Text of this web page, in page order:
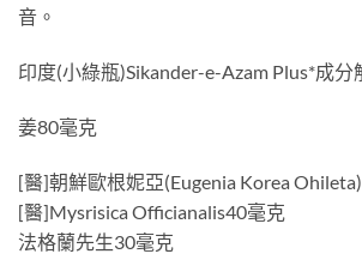
音。
印度(小綠瓶)Sikander-e-Azam Plus*成分
姜80毫克
[醫]朝鮮歐根妮亞(Eugenia Korea
[醫]Mysrisica Officianalis40毫克
法格蘭先生30毫克